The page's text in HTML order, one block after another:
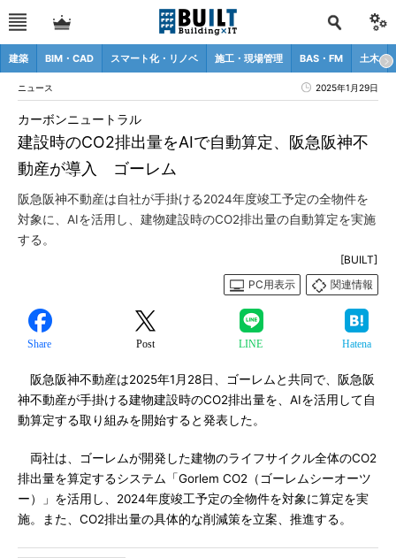
建築 BIM・CAD スマート化・リノベ 施工・現場管理 BAS・FM 土木
ニュース 2025年1月29日
建設時のCO2排出量をAIで自動算定、阪急阪神不
動産が導入 ゴーレム
カーボンニュートラル
阪急阪神不動産は自社が手掛ける2024年度竣工予定の全物件を
対象に、AIを活用し、建物建設時のCO2排出量の自動算定を実施
する。
[BUILT]
PC用表示
関連情報
Share Post LINE Hatena
阪急阪神不動産は2025年1月28日、ゴーレムと共同で、阪急阪
神不動産が手掛ける建物建設時のCO2排出量を、AIを活用して自
動算定する取り組みを開始すると発表した。
両社は、ゴーレムが開発した建物のライフサイクル全体のCO2
排出量を算定するシステム「Gorlem CO2（ゴーレムシーオーツ
ー）」を活用し、2024年度竣工予定の全物件を対象に算定を実
施。また、CO2排出量の具体的な削減策を立案、推進する。